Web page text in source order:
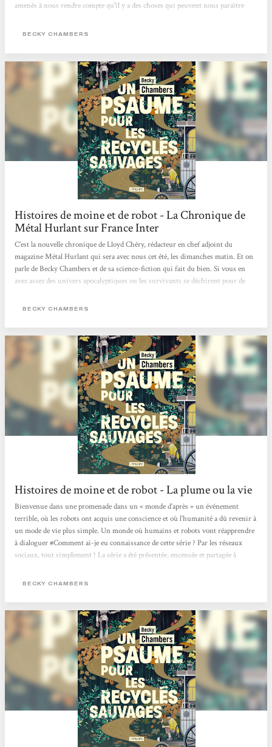
amenés à nous rendre compte qu'il y a des choses qui peuvent nous paraître
comprendre l'empathie nécessaire à la compréhension des gens qui nous
BECKY CHAMBERS
Histoires de moine et de robot - La Chronique de
Métal Hurlant sur France Inter
C’est la nouvelle chronique de Lloyd Chéry, rédacteur en chef adjoint du
magazine Métal Hurlant qui sera avec nous cet été, les dimanches matin. Et on
parle de Becky Chambers et de sa science-fiction qui fait du bien. Si vous en
avez assez des univers apocalyptiques ou les survivants se déchirent pour de
personnages broyés par des états totalitaires vous dépriment. Si l’actualité vous
fiction des années 70, eh bien, réjouissez-vous,...
BECKY CHAMBERS
Histoires de moine et de robot - La plume ou la vie
Bienvenue dans une promenade dans un « monde d’après » un événement
terrible, où les robots ont acquis une conscience et où l’humanité a dû revenir à
un mode de vie plus simple. Un monde où humains et robots vont réapprendre
à dialoguer #Comment ai-je eu connaissance de cette série ? Par les réseaux
sociaux, tout simplement ! La série a été présentée, encensée et partagée à
m’ont vite parlé. #Philosophie...
BECKY CHAMBERS